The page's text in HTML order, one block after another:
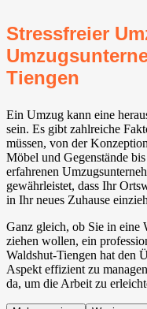
Stressfreier
Tiengen
Ein Umzug kann eine
sein. Es gibt zahlreiche
müssen, von der
Möbel und Gegenstände
erfahrenen
gewährleistet, dass Ihr
in Ihr neues Zuhause
Ganz gleich, ob Sie in eine
ziehen wollen, ein
Waldshut-Tiengen hat den
Aspekt effizient zu
da, um die Arbeit zu